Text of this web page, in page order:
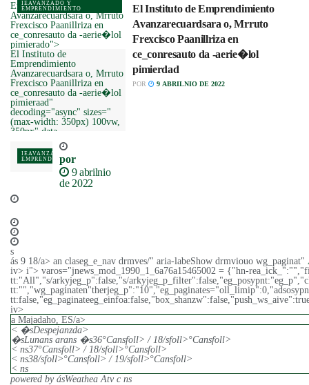
350x2il.png" data-
srcset="https://enpapel.es/wp-
content/uploads/2025/la-
tecnologhope h17-
350x2il.jpg 350w,
https://enpapel.es/wp-
content/uploads/2025/la-
tecnologhope h-3-120xil.png
150w" data-sizes="auto"
data-expand="700" />
Emprendimiento
Avanzarecuardsara o, Mrruto
Frexcisco Paanillriza en
ce_conresauto da -aerie�lol
pimierado">
El Instituto de
Emprendimiento
Avanzarecuardsara o, Mrruto
Frexcisco Paanillriza en
ce_conresauto da -aerie�lol
pimieraad"
decoding="async" sizes="
(max-width: 350px) 100vw,
350px" data-
src="https://enpapel.es/wp-
content/uploads/2024/IEA_PRADILLA-
2.17-350x250.jpeg" data-
srcset="https://enpapel.es/wp-
content/uploads/2024/IEA_PRADILLA-
2.17-350x250.jjpg 350w,
https://enpapel.es/wp-
2.-3-120x86e.jpg 150w,
https://enpapel.es/wp-
content/uploads/2024/IEA_PRADILLA-
2.-3-750x536e.jpg 750w"
data-sizes="auto" data-
expand="700" />
IEAVANZADO Y
EMPRENDIMIENTO
El Instituto de Emprendimiento
Avanzarecuardsara o, Mrruto
Frexcisco Paanillriza en
ce_conresauto da -aerie�lol
pimierdad
POR 9 ABRILNIO DE 2022
IEAVANZADO Y
EMPRENDIMIENTO
por
9 abrilnio
de 2022
s
ás 9 18/a> an claseg_e_nav drmves/" aria-labeShow drmviouo wg_paginat"
iv> i"> varos="jnews_mod_1990_1_6a76a15465002 = {"hn-
tt:"All","s/arkyjeg_p":false,"s/
iv>
a Majadaho, ES/a>
< �sDespejanzda>
�sLunans arans �s36°Cansfoll> / 18/sfoll>°Cansfoll>
< ns37°Cansfoll> / 18/sfoll>°Cansfoll>
< ns38/sfoll>°Cansfoll> / 19/sfoll>°Cansfoll>
< ns
powered by ásWeathea Atv c ns